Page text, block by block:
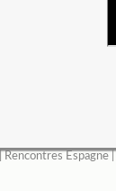
Rencontres Espagne|